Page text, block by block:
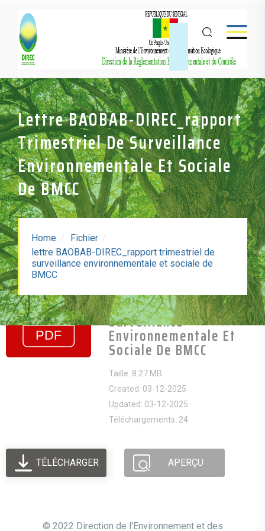
Lettre BAOBAB-DIREC_rapport
Trimestriel De Surveillance
Environnementale Et Sociale
De BMCC
Home
Fichier
lettre BAOBAB-DIREC_rapport trimestriel de
surveillance environnementale et sociale de
BMCC
DIREC_rapport
Trimestriel De
Surveillance
Environnementale Et
Sociale De BMCC
Taille: 8.27 MB
Created: 03-12-2025
Updated: 03-12-2025
Téléchargements: 24
TÉLÉCHARGER APERÇU
© 2022 Direction de l'Environnement et des